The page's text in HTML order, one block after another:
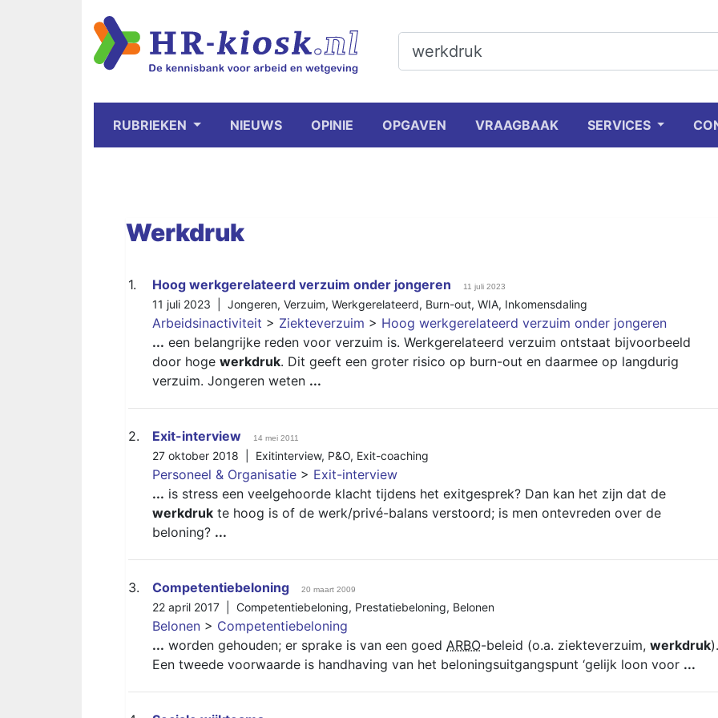
RUBRIEKEN NIEUWS OPINIE OPGAVEN VRAAGBAAK SERVICES
Werkdruk
1. Hoog werkgerelateerd verzuim onder jongeren 11 juli 2023
11 juli 2023 | Jongeren, Verzuim, Werkgerelateerd, Burn-out, WIA, Inkomensdaling
Arbeidsinactiviteit > Ziekteverzuim > Hoog werkgerelateerd verzuim onder jongeren
... een belangrijke reden voor verzuim is. Werkgerelateerd verzuim ontstaat bijvoorbeeld
door hoge werkdruk. Dit geeft een groter risico op burn-out en daarmee op langdurig
verzuim. Jongeren weten ...
2. Exit-interview 14 mei 2011
27 oktober 2018 | Exitinterview, P&O, Exit-coaching
Personeel & Organisatie > Exit-interview
... is stress een veelgehoorde klacht tijdens het exitgesprek? Dan kan het zijn dat de
werkdruk te hoog is of de werk/privé-balans verstoord; is men ontevreden over de
beloning? ...
3. Competentiebeloning 20 maart 2009
22 april 2017 | Competentiebeloning, Prestatiebeloning, Belonen
Belonen > Competentiebeloning
... worden gehouden; er sprake is van een goed ARBO-beleid (o.a. ziekteverzuim, werkdruk).
Een tweede voorwaarde is handhaving van het beloningsuitgangspunt ‘gelijk loon voor ...